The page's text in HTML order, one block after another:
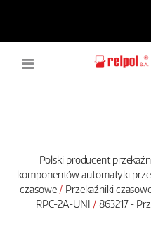
Polski producent
komponentów automatyki
czasowe
Przekaźniki
RPC-2A-UNI
863217 -